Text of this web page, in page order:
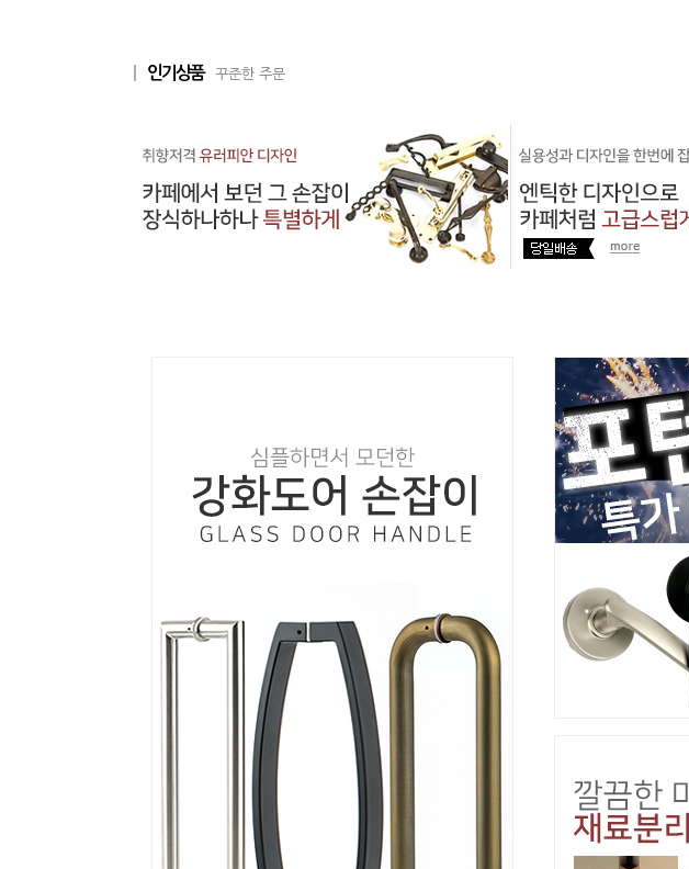
인기상품 꾸준한 주문